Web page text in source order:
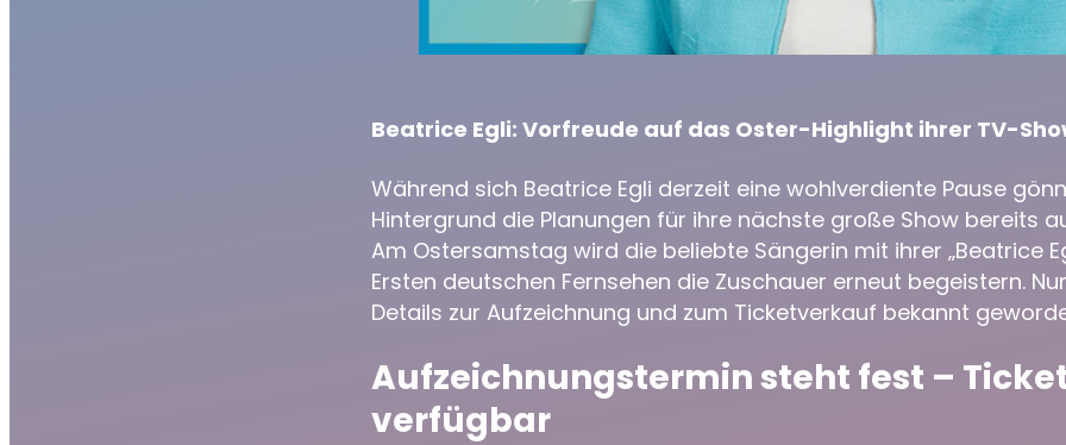
Beatrice Egli: Vorfreude auf das Oster-Highlight ihrer TV-
Während sich Beatrice Egli derzeit eine wohlverdiente Pause
Hintergrund die Planungen für ihre nächste große Show bereits
Am Ostersamstag wird die beliebte Sängerin mit ihrer „Beatrice
Ersten deutschen Fernsehen die Zuschauer erneut begeistern.
Details zur Aufzeichnung und zum Ticketverkauf bekannt
Aufzeichnungstermin steht fest –
verfügbar